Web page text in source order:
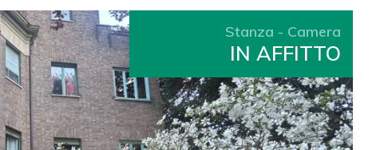
Stanza - Camera
IN AFFITTO